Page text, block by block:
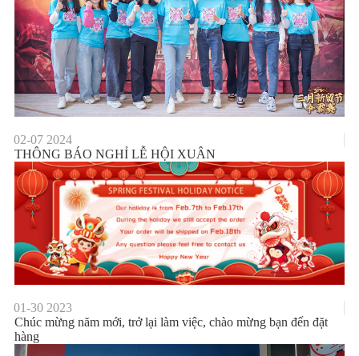
02-07 2024
THÔNG BÁO NGHỈ LỄ HỘI XUÂN
01-30 2023
Chúc mừng năm mới, trở lại làm việc, chào mừng bạn đến đặt
hàng